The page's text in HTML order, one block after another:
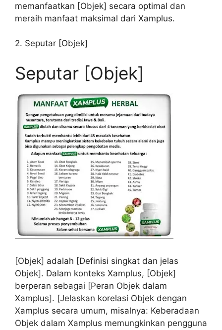
memanfaatkan [Objek] secara optimal dan
meraih manfaat maksimal dari Xamplus.
2. Seputar [Objek]
Seputar [Objek]
[Objek] adalah [Definisi singkat dan jelas
Objek]. Dalam konteks Xamplus, [Objek]
berperan sebagai [Peran Objek dalam
Xamplus]. [Jelaskan korelasi Objek dengan
Xamplus secara umum, misalnya: Keberadaan
Objek dalam Xamplus memungkinkan pengguna